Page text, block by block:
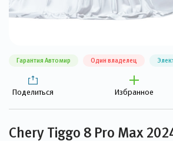
Гарантия Автомир Один владелец
Поделиться Избранное
Chery Tiggo 8 Pro Max